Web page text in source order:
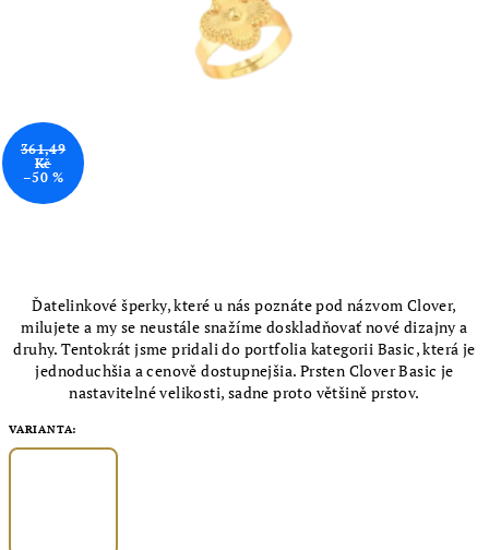
Ďatelinkové šperky, které u nás poznáte pod názvom Clover,
milujete a my se neustále snažíme doskladňovať nové dizajny a
druhy. Tentokrát jsme pridali do portfolia kategorii Basic, která je
jednoduchšia a cenově dostupnejšia. Prsten Clover Basic je
nastavitelné velikosti, sadne proto většině prstov.
VARIANTA:
361,49
Kč
–50 %